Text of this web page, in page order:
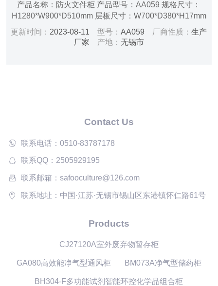
产品名称：防火文件柜 产品型号：AA059 规格尺寸：
H1280*W900*D510mm 层板尺寸：W700*D380*H17mm
重量：100kg 开门方式：手动 层板：二板可调 门型：双
开门 锁具：双锁
更新时间： 2023-08-11 型号：AA059 厂商性质：生产
厂家 产地： 无锡市
Contact Us
联系电话：0510-83787178
联系QQ：2505929195
联系邮箱：safooculture@126.com
联系地址：中国·江苏·无锡市锡山区东港镇怀仁路61号
Products
CJ27120A室外废弃物暂存柜
GA080高效能净气型通风柜 BM073A净气型储药柜
BH304-F多功能试剂智能环控化学品组合柜